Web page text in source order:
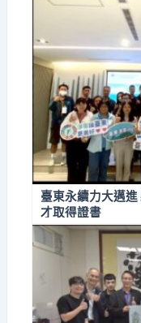
臺東永續力大邁
才取得證書